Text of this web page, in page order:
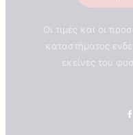
Οι τιμές και οι
καταστήματος
εκείνες του